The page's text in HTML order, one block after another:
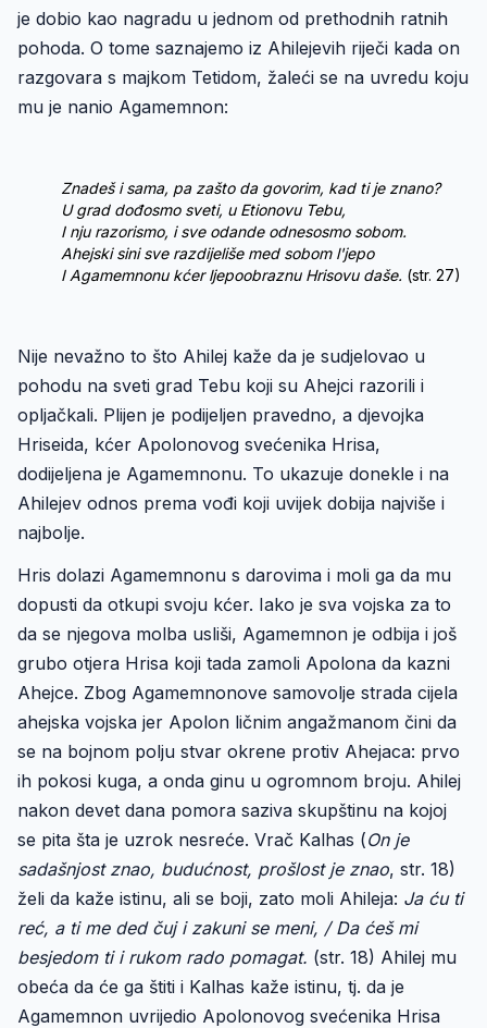
je dobio kao nagradu u jednom od prethodnih ratnih
pohoda. O tome saznajemo iz Ahilejevih riječi kada on
razgovara s majkom Tetidom, žaleći se na uvredu koju
mu je nanio Agamemnon:
Znadeš i sama, pa zašto da govorim, kad ti je znano?
U grad dođosmo sveti, u Etionovu Tebu,
I nju razorismo, i sve odande odnesosmo sobom.
Ahejski sini sve razdijeliše med sobom l'jepo
I Agamemnonu kćer ljepoobraznu Hrisovu daše. (str. 27)
Nije nevažno to što Ahilej kaže da je sudjelovao u
pohodu na sveti grad Tebu koji su Ahejci razorili i
opljačkali. Plijen je podijeljen pravedno, a djevojka
Hriseida, kćer Apolonovog svećenika Hrisa,
dodijeljena je Agamemnonu. To ukazuje donekle i na
Ahilejev odnos prema vođi koji uvijek dobija najviše i
najbolje.
Hris dolazi Agamemnonu s darovima i moli ga da mu
dopusti da otkupi svoju kćer. Iako je sva vojska za to
da se njegova molba usliši, Agamemnon je odbija i još
grubo otjera Hrisa koji tada zamoli Apolona da kazni
Ahejce. Zbog Agamemnonove samovolje strada cijela
ahejska vojska jer Apolon ličnim angažmanom čini da
se na bojnom polju stvar okrene protiv Ahejaca: prvo
ih pokosi kuga, a onda ginu u ogromnom broju. Ahilej
nakon devet dana pomora saziva skupštinu na kojoj
se pita šta je uzrok nesreće. Vrač Kalhas (On je
sadašnjost znao, budućnost, prošlost je znao, str. 18)
želi da kaže istinu, ali se boji, zato moli Ahileja: Ja ću ti
reć, a ti me ded čuj i zakuni se meni, / Da ćeš mi
besjedom ti i rukom rado pomagat. (str. 18) Ahilej mu
obeća da će ga štiti i Kalhas kaže istinu, tj. da je
Agamemnon uvrijedio Apolonovog svećenika Hrisa